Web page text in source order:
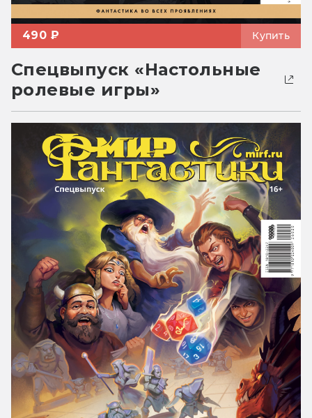
490 ₽ Купить
Спецвыпуск «Настольные
ролевые игры»